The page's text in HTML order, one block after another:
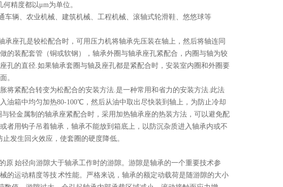
精度都以μm为单位。
辆、农业机械、建筑机械、工程机械、滚轴式轮滑鞋、悠悠球等
座孔是较松配合时，可用压力机将轴承先压装在轴上，然后将轴连同
的装配套管（铜或软钢），轴承外圈与轴承座孔紧配合，内圈与轴为较
孔的直径.如果轴承套圈与轴及座孔都是紧配合时，安装室内圈和外圈要
。
将紧配合转变为松配合的安装方法.是一种常用和省力的安装方法.此法
油箱中均匀加热80-100℃，然后从油中取出尽快装到轴上，为防止冷却
轻金属制的轴承座紧配合时，采用加热轴承座的热装方法，可以避免配
者用钩子吊着轴承，轴承不能放到箱底上，以防沉杂质进入轴承内或不
发生回火效应，使套圈的硬度降低。
始径向游隙大于轴承工作时的游隙。游隙是轴承的一个重要技术参
的运动精度等技 术性能。严格来说，轴承的额定动载荷是随游隙的大小